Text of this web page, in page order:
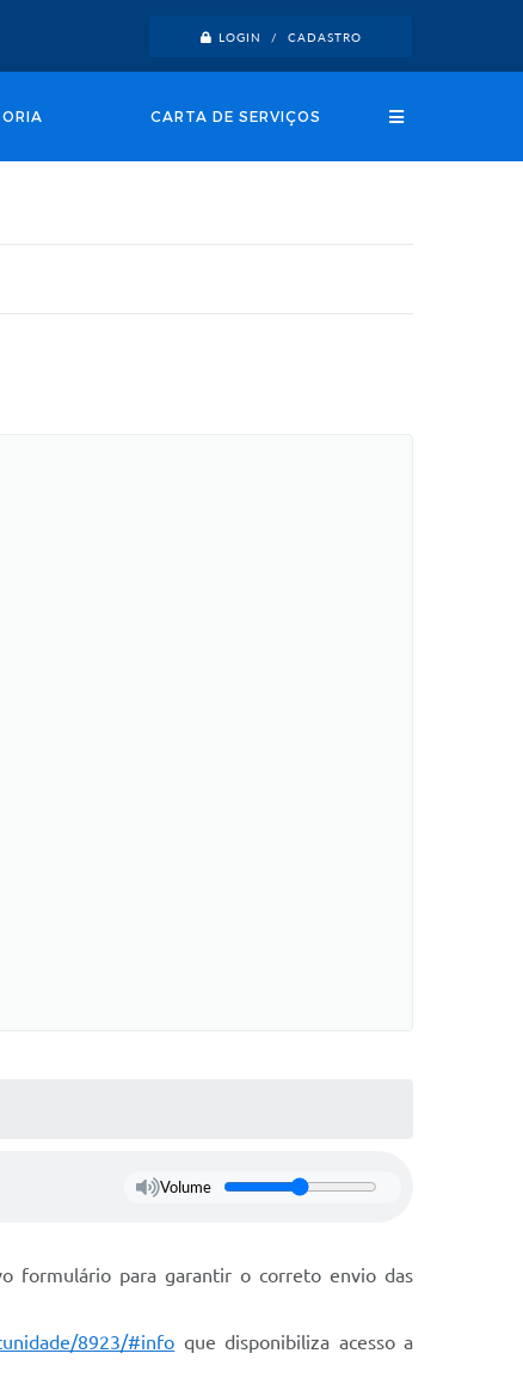
LOGIN / CADASTRO
CARTA DE SERVIÇOS
Volume
formulário para garantir o correto envio das
8923/#info que disponibiliza acesso a